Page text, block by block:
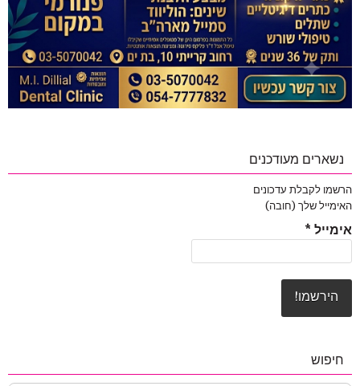
נשארים מעודכנים
הרשמו לקבלת עדכונים
האימייל שלך (חובה)
אימייל *
חיפוש